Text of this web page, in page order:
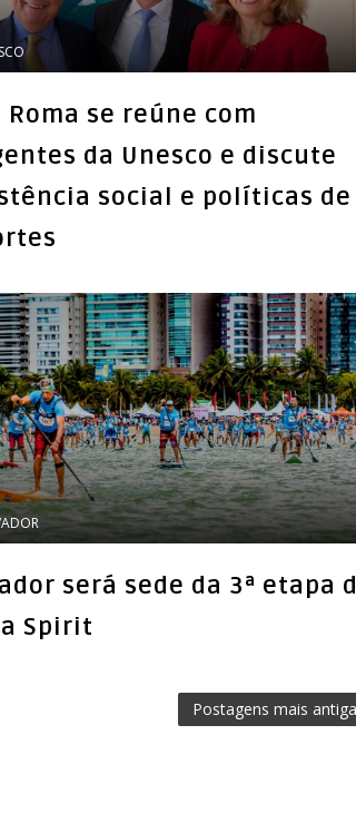
Roma se reúne com
da Unesco e discute
social e políticas de
será sede da 3ª etapa
Spirit
Postagens mais